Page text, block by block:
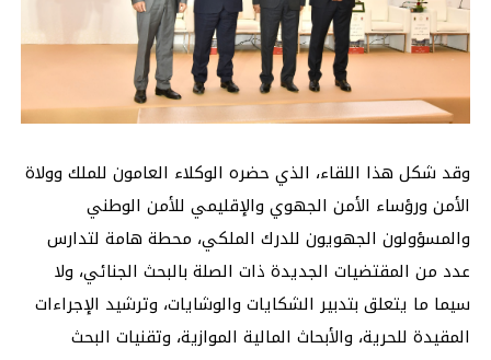
وقد شكل هذا اللقاء، الذي حضره الوكلاء العامون للملك وولاة
الأمن ورؤساء الأمن الجهوي والإقليمي للأمن الوطني
والمسؤولون الجهويون للدرك الملكي، محطة هامة لتدارس
عدد من المقتضيات الجديدة ذات الصلة بالبحث الجنائي، ولا
سيما ما يتعلق بتدبير الشكايات والوشايات، وترشيد الإجراءات
المقيدة للحرية، والأبحاث المالية الموازية، وتقنيات البحث